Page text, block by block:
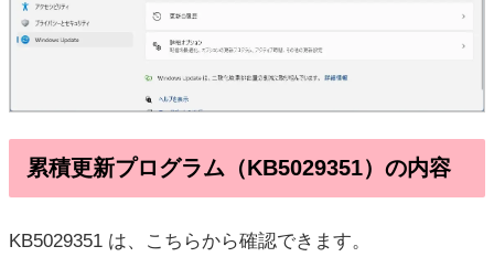
累積更新プログラム（KB5029351）の内容
KB5029351 は、こちらから確認できます。